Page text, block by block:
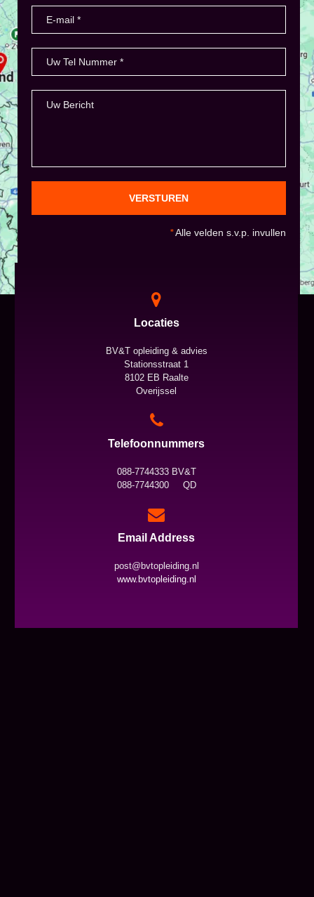
VERSTUREN
*Alle velden s.v.p. invullen
Locaties
BV&T opleiding & advies
Stationsstraat 1
8102 EB Raalte
Overijssel
Telefoonnummers
088-7744333 BV&T
088-7744300 QD
Email Address
post@bvtopleiding.nl
www.bvtopleiding.nl